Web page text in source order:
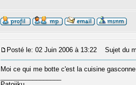
Posté le: 02 Juin 2006 à 13:22 Sujet du
Moi ce qui me botte c'est la cuisine